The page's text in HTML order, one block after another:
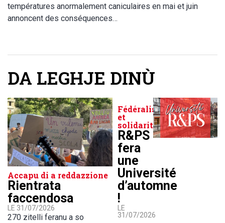
températures anormalement caniculaires en mai et juin
annoncent des conséquences…
DA LEGHJE DINÙ
Accapu di a reddazzione
Rientrata
faccendosa
LE 31/07/2026
270 zitelli feranu a so
Fédéralisme
et
solidarité
R&PS
fera
une
Université
d’automne
!
LE
31/07/2026